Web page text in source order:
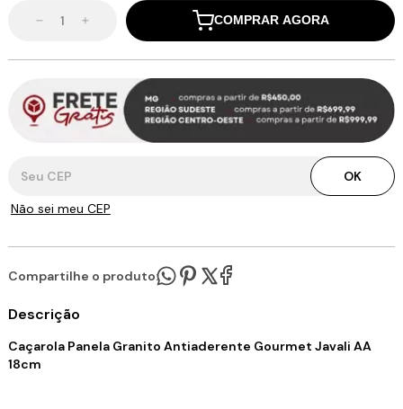
COMPRAR AGORA
OK
Não sei meu CEP
Compartilhe o produto:
Descrição
Caçarola Panela Granito Antiaderente Gourmet Javali AA
18cm